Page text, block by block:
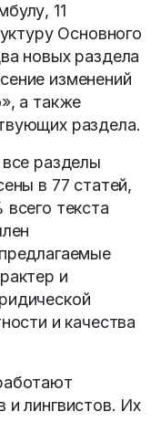
11
Основного
новых раздела
изменений
а также
раздела.
разделы
в 77 статей,
текста
и
и качества
и лингвистов. Их